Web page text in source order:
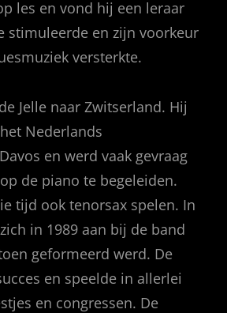
les en vond hij een leraar
stimuleerde en zijn voorkeur
versterkte.
Jelle naar Zwitserland. Hij
Nederlands
en werd vaak gevraag
de piano te begeleiden.
tijd ook tenorsax spelen. In
in 1989 aan bij de band
geformeerd werd. De
en speelde in allerlei
en congressen. De